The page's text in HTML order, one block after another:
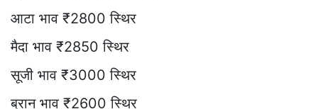
आटा भाव ₹2800 स्थिर
मैदा भाव ₹2850 स्थिर
सूजी भाव ₹3000 स्थिर
ब्रान भाव ₹2600 स्थिर